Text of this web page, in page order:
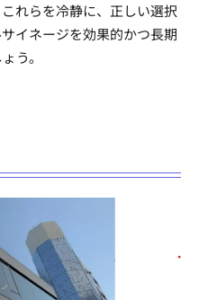
れらを冷静に、正しい選択
イネージを効果的かつ長期
う。